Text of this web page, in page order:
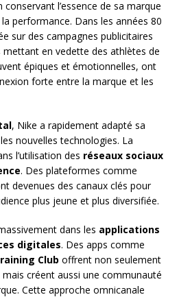
l’essence de sa marque
performance. Dans les années 80
sur des campagnes publicitaires
en vedette des athlètes de
épiques et émotionnelles, ont
forte entre la marque et les
, Nike a rapidement adapté sa
nouvelles technologies. La
l’utilisation des réseaux sociaux
. Des plateformes comme
devenues des canaux clés pour
plus jeune et plus diversifiée.
dans les applications
digitales. Des apps comme
Club offrent non seulement
créent aussi une communauté
Cette approche omnicanale